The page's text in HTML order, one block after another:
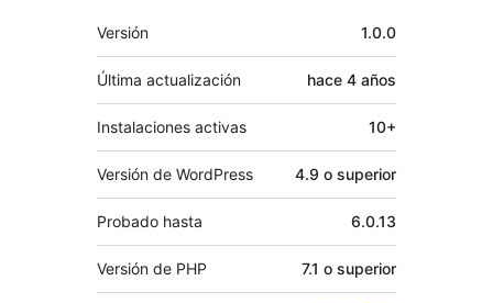
Meta
Versión 1.0.0
Última actualización hace 4 años
Instalaciones activas 10+
Versión de WordPress 4.9 o superior
Probado hasta 6.0.13
Versión de PHP 7.1 o superior